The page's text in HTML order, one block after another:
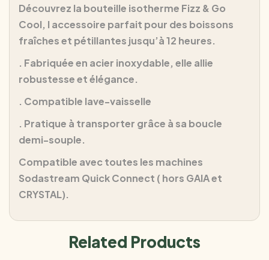
Découvrez la bouteille isotherme Fizz & Go
Cool, l accessoire parfait pour des boissons
fraîches et pétillantes jusqu’à 12 heures.
. Fabriquée en acier inoxydable, elle allie
robustesse et élégance.
. Compatible lave-vaisselle
. Pratique à transporter grâce à sa boucle
demi-souple.
Compatible avec toutes les machines
Sodastream Quick Connect ( hors GAIA et
CRYSTAL).
Related Products